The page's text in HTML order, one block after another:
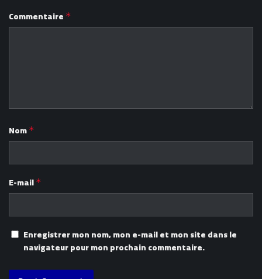
Commentaire *
Nom *
E-mail *
Enregistrer mon nom, mon e-mail et mon site dans le
navigateur pour mon prochain commentaire.